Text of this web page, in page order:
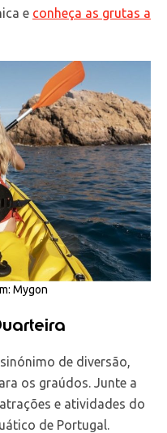
e conheça as grutas a
Mygon
de diversão,
os graúdos. Junte a
e atividades do
de Portugal.